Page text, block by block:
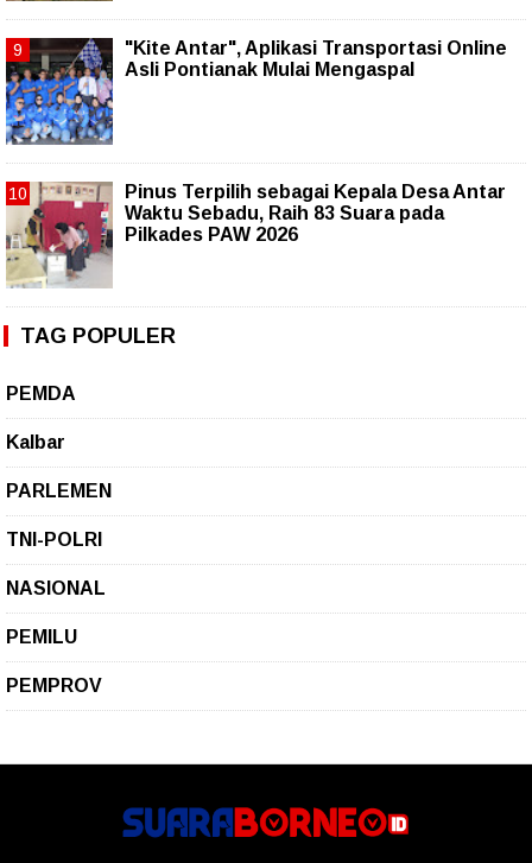
"Kite Antar", Aplikasi Transportasi Online
Asli Pontianak Mulai Mengaspal
Pinus Terpilih sebagai Kepala Desa Antar
Waktu Sebadu, Raih 83 Suara pada
Pilkades PAW 2026
TAG POPULER
PEMDA
Kalbar
PARLEMEN
TNI-POLRI
NASIONAL
PEMILU
PEMPROV